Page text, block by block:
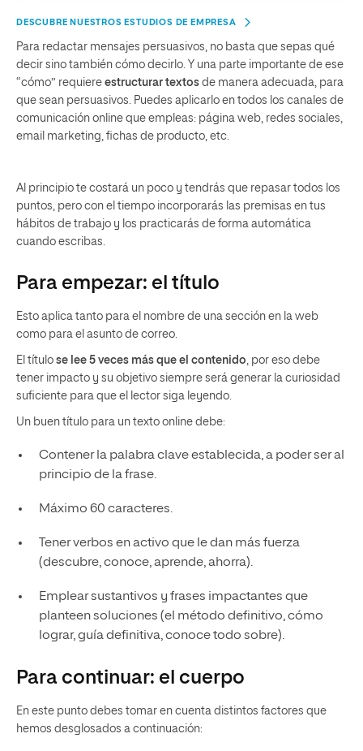
DESCUBRE NUESTROS ESTUDIOS DE EMPRESA
Para redactar mensajes persuasivos, no basta que sepas qué
decir sino también cómo decirlo. Y una parte importante de ese
“cómo” requiere estructurar textos de manera adecuada, para
que sean persuasivos. Puedes aplicarlo en todos los canales de
comunicación online que empleas: página web, redes sociales,
email marketing, fichas de producto, etc.
Al principio te costará un poco y tendrás que repasar todos los
puntos, pero con el tiempo incorporarás las premisas en tus
hábitos de trabajo y los practicarás de forma automática
cuando escribas.
Para empezar: el título
Esto aplica tanto para el nombre de una sección en la web
como para el asunto de correo.
El título se lee 5 veces más que el contenido, por eso debe
tener impacto y su objetivo siempre será generar la curiosidad
suficiente para que el lector siga leyendo.
Un buen título para un texto online debe:
Contener la palabra clave establecida, a poder ser al
principio de la frase.
Máximo 60 caracteres.
Tener verbos en activo que le dan más fuerza
(descubre, conoce, aprende, ahorra).
Emplear sustantivos y frases impactantes que
planteen soluciones (el método definitivo, cómo
lograr, guía definitiva, conoce todo sobre).
Para continuar: el cuerpo
En este punto debes tomar en cuenta distintos factores que
hemos desglosados a continuación: